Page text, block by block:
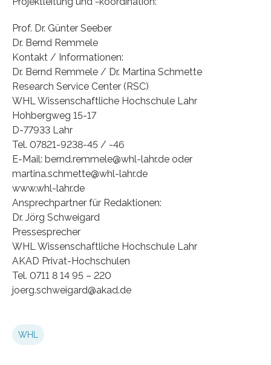
Prof. Dr. Günter Seeber
Dr. Bernd Remmele
Kontakt / Informationen:
Dr. Bernd Remmele / Dr. Martina Schmette
Research Service Center (RSC)
WHL Wissenschaftliche Hochschule Lahr
Hohbergweg 15-17
D-77933 Lahr
Tel. 07821-9238-45 / -46
E-Mail: bernd.remmele@whl-lahr.de oder
martina.schmette@whl-lahr.de
www.whl-lahr.de
Ansprechpartner für Redaktionen:
Dr. Jörg Schweigard
Pressesprecher
WHL Wissenschaftliche Hochschule Lahr
AKAD Privat-Hochschulen
Tel. 0711 8 14 95 – 220
joerg.schweigard@akad.de
WHL